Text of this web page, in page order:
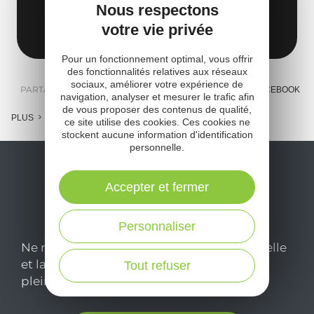
12160 Boussac
Obtenir l'itinéraire
PARTAGER : E-MAIL MESSENGER FACEBOOK
PLUS
Ne manquez pas notre newsletter mensuelle
et laissez-vous inspirer pour profiter
pleinement de votre séjour en Aveyron.
Nous respectons
votre vie privée
Pour un fonctionnement optimal, vous offrir
des fonctionnalités relatives aux réseaux
sociaux, améliorer votre expérience de
navigation, analyser et mesurer le trafic afin
de vous proposer des contenus de qualité,
ce site utilise des cookies. Ces cookies ne
stockent aucune information d'identification
personnelle.
Tout refuser
Personnaliser
Accepter et fermer